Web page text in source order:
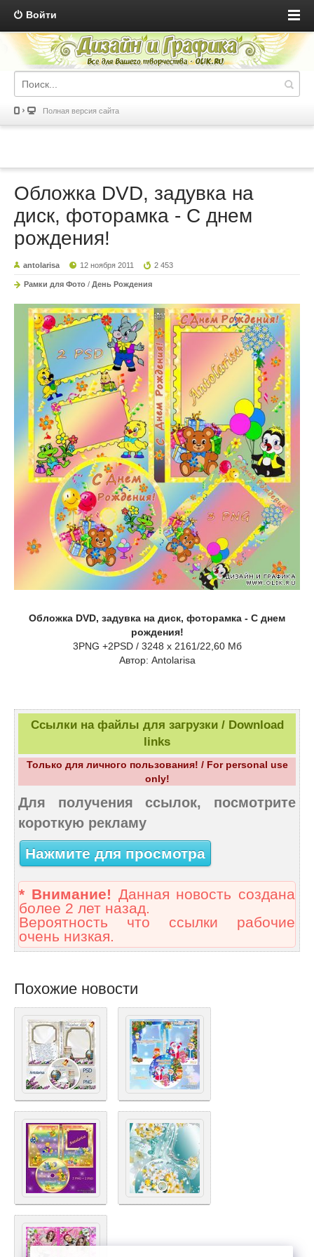
Войти
Полная версия сайта
Обложка DVD, задувка на
диск, фоторамка - С днем
рождения!
antolarisa 12 ноября 2011 2 453
Рамки для Фото / День Рождения
Обложка DVD, задувка на диск, фоторамка - С днем
рождения!
3PNG +2PSD / 3248 x 2161/22,60 Мб
Aвтор: Antolarisa
Ссылки на файлы для загрузки / Download
links
Только для личного пользования! / For personal use
only!
Для получения ссылок, посмотрите
короткую рекламу
Нажмите для просмотра
* Внимание! Данная новость создана
более 2 лет назад.
Вероятность что ссылки рабочие
очень низкая.
Похожие новости